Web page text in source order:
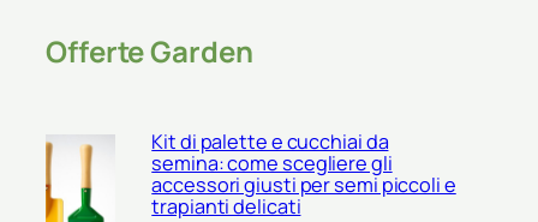
Offerte Garden
Kit di palette e cucchiai da
semina: come scegliere gli
accessori giusti per semi piccoli e
trapianti delicati